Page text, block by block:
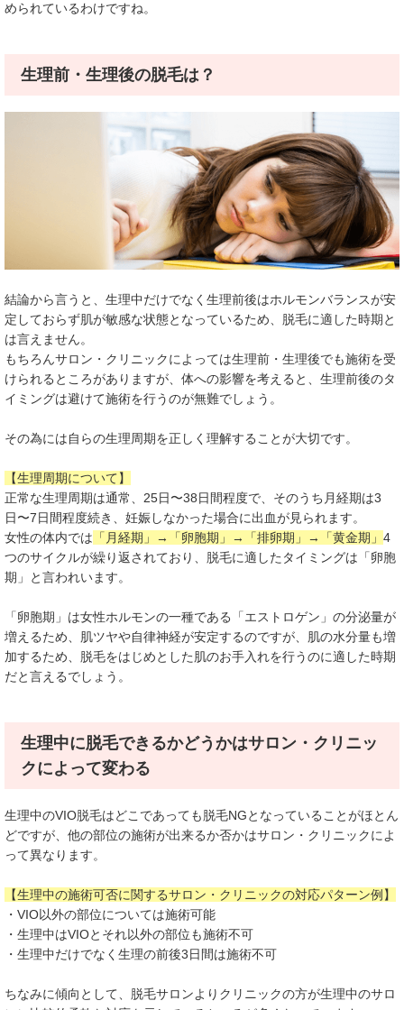
められているわけですね。
生理前・生理後の脱毛は？
結論から言うと、生理中だけでなく生理前後はホルモンバランスが安
定しておらず肌が敏感な状態となっているため、脱毛に適した時期と
は言えません。
もちろんサロン・クリニックによっては生理前・生理後でも施術を受
けられるところがありますが、体への影響を考えると、生理前後のタ
イミングは避けて施術を行うのが無難でしょう。
その為には自らの生理周期を正しく理解することが大切です。
【生理周期について】
正常な生理周期は通常、25日〜38日間程度で、そのうち月経期は3
日〜7日間程度続き、妊娠しなかった場合に出血が見られます。
女性の体内では 「月経期」→「卵胞期」→「排卵期」→「黄金期」 4
つのサイクルが繰り返されており、脱毛に適したタイミングは「卵胞
期」と言われいます。
「卵胞期」は女性ホルモンの一種である「エストロゲン」の分泌量が
増えるため、肌ツヤや自律神経が安定するのですが、肌の水分量も増
加するため、脱毛をはじめとした肌のお手入れを行うのに適した時期
だと言えるでしょう。
生理中に脱毛できるかどうかはサロン・クリニッ
クによって変わる
生理中のVIO脱毛はどこであっても脱毛NGとなっていることがほとん
どですが、他の部位の施術が出来るか否かはサロン・クリニックによ
って異なります。
【生理中の施術可否に関するサロン・クリニックの対応パターン例】
・VIO以外の部位については施術可能
・生理中はVIOとそれ以外の部位も施術不可
・生理中だけでなく生理の前後3日間は施術不可
ちなみに傾向として、脱毛サロンよりクリニックの方が生理中のサロ